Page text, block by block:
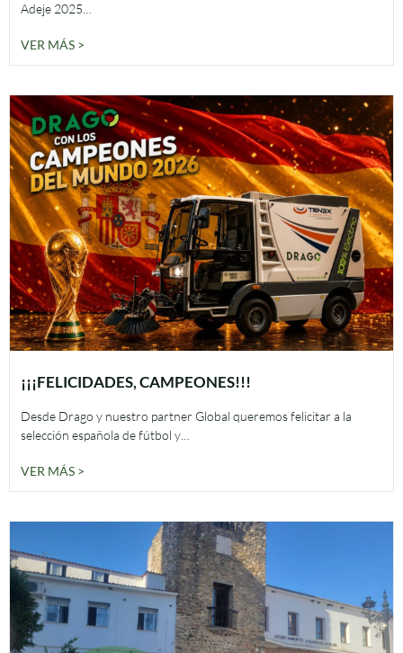
Adeje 2025…
VER MÁS >
¡¡¡FELICIDADES, CAMPEONES!!!
Desde Drago y nuestro partner Global queremos felicitar a la
selección española de fútbol y…
VER MÁS >